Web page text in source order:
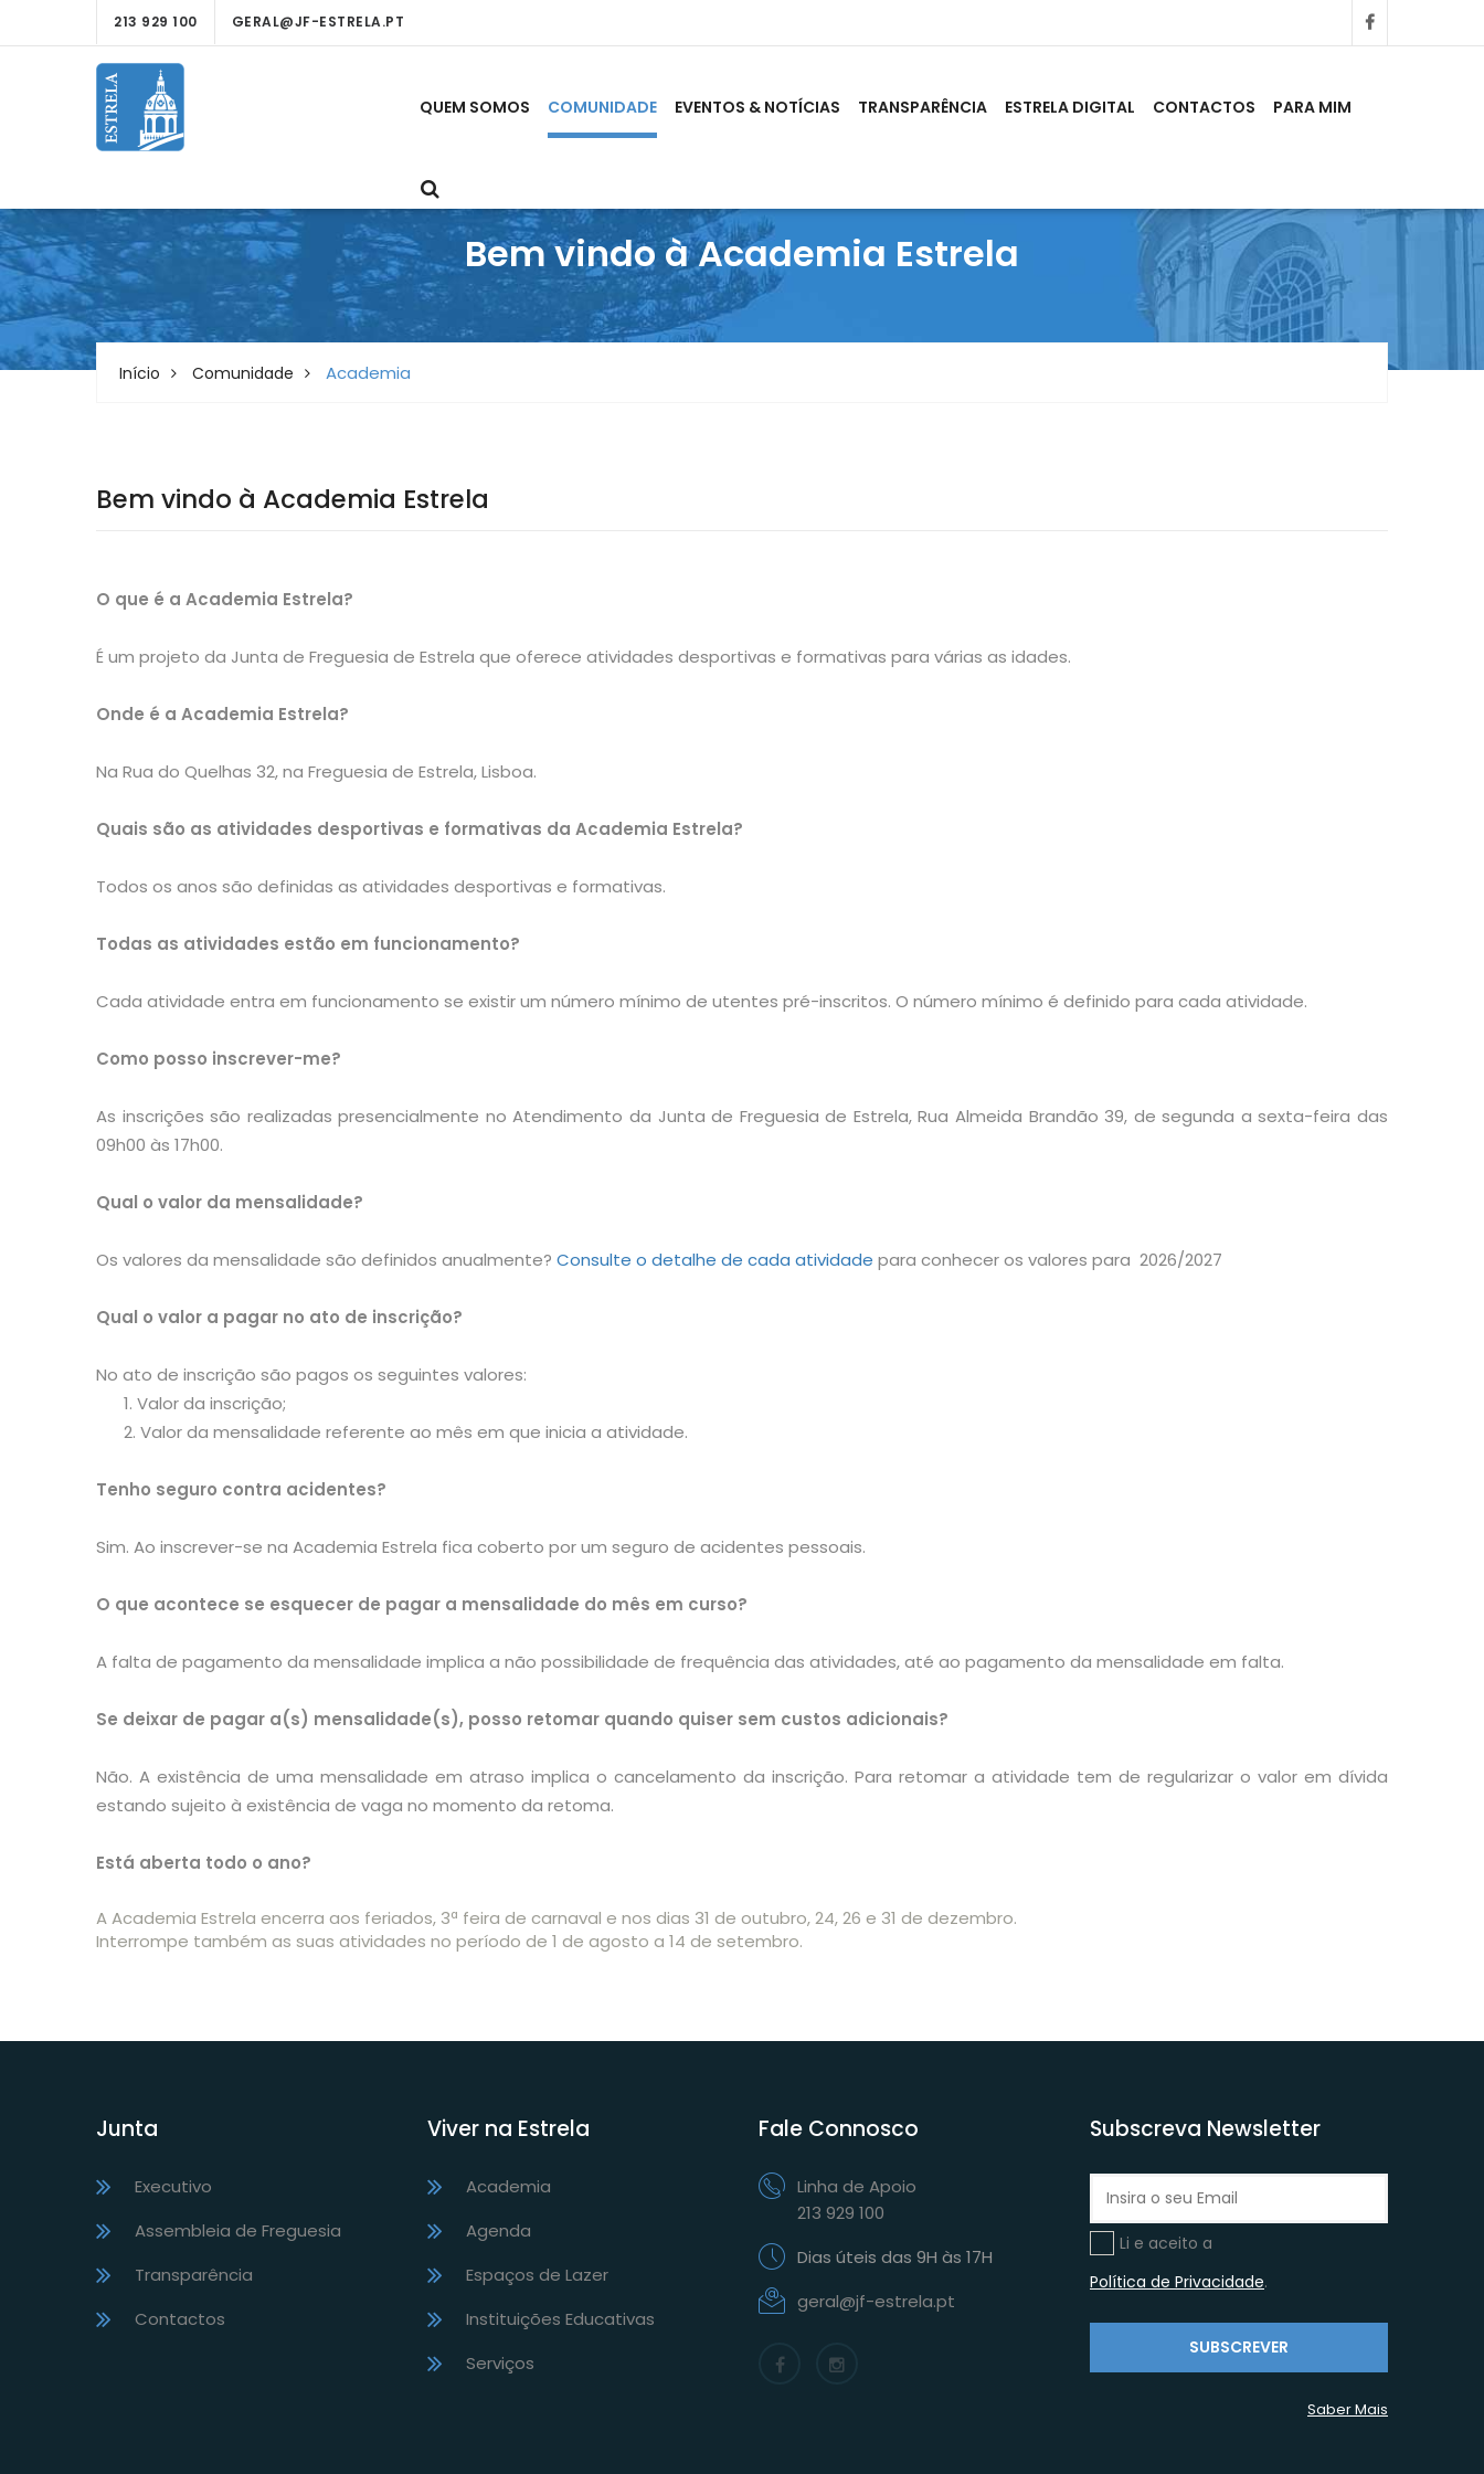
213 929 100 GERAL@JF-ESTRELA.PT
QUEM SOMOS COMUNIDADE EVENTOS & NOTÍCIAS TRANSPARÊNCIA ESTRELA DIGITAL CONTACTOS PARA MIM
Bem vindo à Academia Estrela
Início Comunidade Academia
Bem vindo à Academia Estrela
O que é a Academia Estrela?
É um projeto da Junta de Freguesia de Estrela que oferece atividades desportivas e formativas para várias as idades.
Onde é a Academia Estrela?
Na Rua do Quelhas 32, na Freguesia de Estrela, Lisboa.
Quais são as atividades desportivas e formativas da Academia Estrela?
Todos os anos são definidas as atividades desportivas e formativas.
Todas as atividades estão em funcionamento?
Cada atividade entra em funcionamento se existir um número mínimo de utentes pré-inscritos. O número mínimo é definido para cada atividade.
Como posso inscrever-me?
As inscrições são realizadas presencialmente no Atendimento da Junta de Freguesia de Estrela, Rua Almeida Brandão 39, de segunda a sexta-feira das
09h00 às 17h00.
Qual o valor da mensalidade?
Os valores da mensalidade são definidos anualmente? Consulte o detalhe de cada atividade para conhecer os valores para 2026/2027
Qual o valor a pagar no ato de inscrição?
No ato de inscrição são pagos os seguintes valores:
1. Valor da inscrição;
2. Valor da mensalidade referente ao mês em que inicia a atividade.
Tenho seguro contra acidentes?
Sim. Ao inscrever-se na Academia Estrela fica coberto por um seguro de acidentes pessoais.
O que acontece se esquecer de pagar a mensalidade do mês em curso?
A falta de pagamento da mensalidade implica a não possibilidade de frequência das atividades, até ao pagamento da mensalidade em falta.
Se deixar de pagar a(s) mensalidade(s), posso retomar quando quiser sem custos adicionais?
Não. A existência de uma mensalidade em atraso implica o cancelamento da inscrição. Para retomar a atividade tem de regularizar o valor em dívida
estando sujeito à existência de vaga no momento da retoma.
Está aberta todo o ano?
A Academia Estrela encerra aos feriados, 3ª feira de carnaval e nos dias 31 de outubro, 24, 26 e 31 de dezembro.
Interrompe também as suas atividades no período de 1 de agosto a 14 de setembro.
Junta
Executivo
Assembleia de Freguesia
Transparência
Contactos
Viver na Estrela
Academia
Agenda
Espaços de Lazer
Instituições Educativas
Serviços
Fale Connosco
Linha de Apoio
213 929 100
Dias úteis das 9H às 17H
geral@jf-estrela.pt
Subscreva Newsletter
Li e aceito a
Política de Privacidade.
SUBSCREVER
Saber Mais